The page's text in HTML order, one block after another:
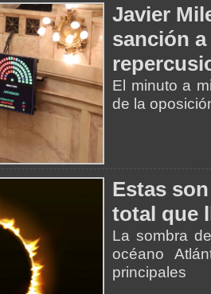
Javier
sanción
El minuto a
de la
Estas
total que
La sombra
océano
principales